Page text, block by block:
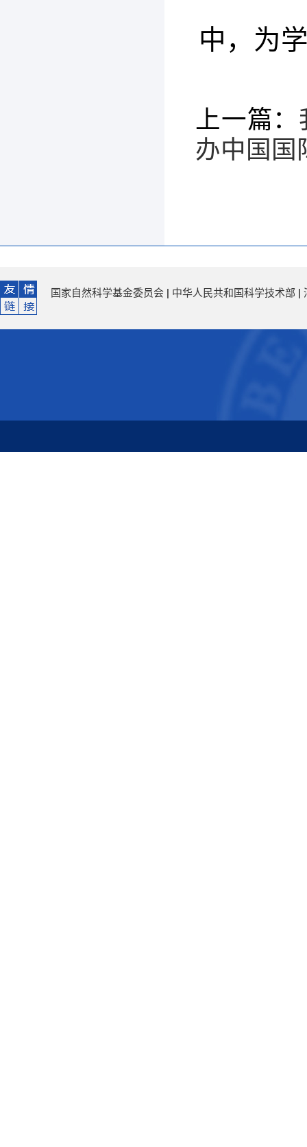
中，为
上一篇：
办中国国
国家自然科学基金委员会 | 中华人民共和国科学技术部 |